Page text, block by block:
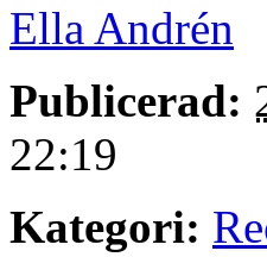
Ella Andrén
Publicerad:
22:19
Kategori: